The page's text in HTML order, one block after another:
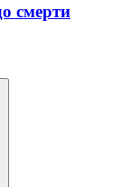
смерти